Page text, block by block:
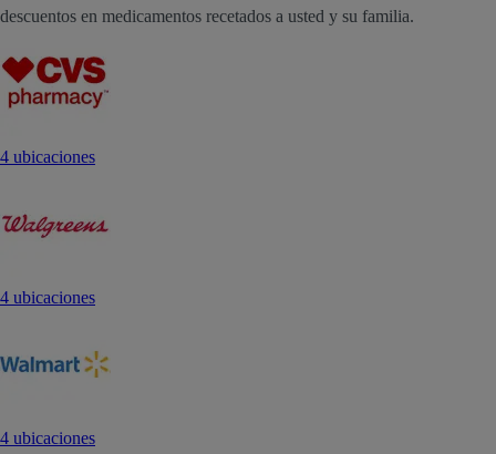
descuentos en medicamentos recetados a usted y su familia.
4 ubicaciones
4 ubicaciones
4 ubicaciones